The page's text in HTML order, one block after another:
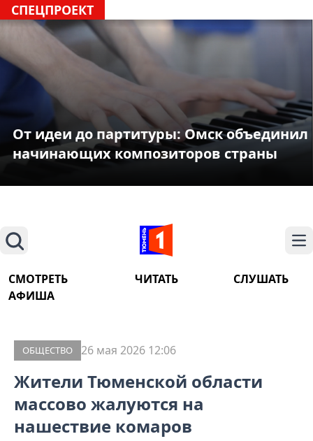
СПЕЦПРОЕКТ
От идеи до партитуры: Омск объединил
начинающих композиторов страны
Поиск
СМОТРЕТЬ ЧИТАТЬ
СЛУШАТЬ
АФИША
ОБЩЕСТВО 26 мая 2026 12:06
Жители Тюменской области
массово жалуются на
нашествие комаров